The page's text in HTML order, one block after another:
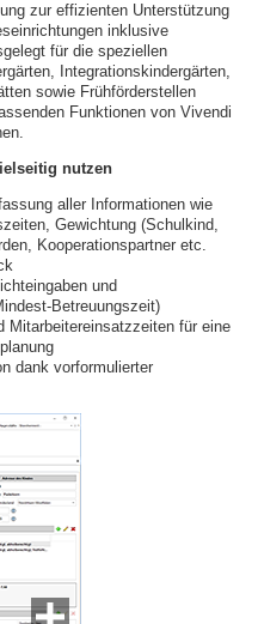
zur effizienten Unterstützung
inklusive
für die speziellen
Integrationskindergärten,
sowie Frühförderstellen
Funktionen von Vivendi
nutzen
aller Informationen wie
Gewichtung (Schulkind,
Kooperationspartner etc.
und
Betreuungszeit)
Mitarbeitereinsatzzeiten für eine
dank vorformulierter